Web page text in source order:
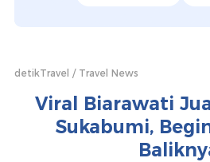
detikTravel Travel News
Viral Biarawati
Sukabumi,